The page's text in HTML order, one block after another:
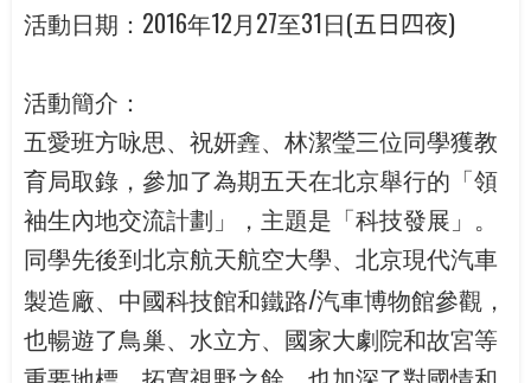
活動日期： 2016年12 月 27至31 日 (五日四夜)
活動簡介：
五愛班方咏思、祝妍錱、林潔瑩三位同學獲教
育局取錄，參加了為期五天在北京舉行的「領
袖生內地交流計劃」，主題是「科技發展」。
同學先後到北京航天航空大學、北京現代汽車
製造廠、中國科技館和鐵路/汽車博物館參觀，
也暢遊了鳥巢、水立方、國家大劇院和故宮等